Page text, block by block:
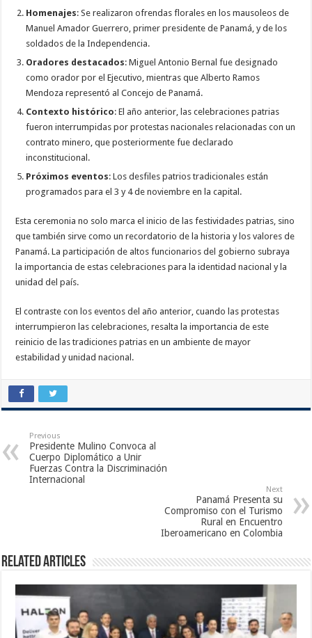
Homenajes: Se realizaron ofrendas florales en los mausoleos de
Manuel Amador Guerrero, primer presidente de Panamá, y de los
soldados de la Independencia.
Oradores destacados: Miguel Antonio Bernal fue designado
como orador por el Ejecutivo, mientras que Alberto Ramos
Mendoza representó al Concejo de Panamá.
Contexto histórico: El año anterior, las celebraciones patrias
fueron interrumpidas por protestas nacionales relacionadas con un
contrato minero, que posteriormente fue declarado
inconstitucional.
Próximos eventos: Los desfiles patrios tradicionales están
programados para el 3 y 4 de noviembre en la capital.
Esta ceremonia no solo marca el inicio de las festividades patrias, sino
que también sirve como un recordatorio de la historia y los valores de
Panamá. La participación de altos funcionarios del gobierno subraya
la importancia de estas celebraciones para la identidad nacional y la
unidad del país.
El contraste con los eventos del año anterior, cuando las protestas
interrumpieron las celebraciones, resalta la importancia de este
reinicio de las tradiciones patrias en un ambiente de mayor
estabilidad y unidad nacional.
Previous
Presidente Mulino Convoca al
Cuerpo Diplomático a Unir
Fuerzas Contra la Discriminación
Internacional
Next
Panamá Presenta su
Compromiso con el Turismo
Rural en Encuentro
Iberoamericano en Colombia
Related Articles